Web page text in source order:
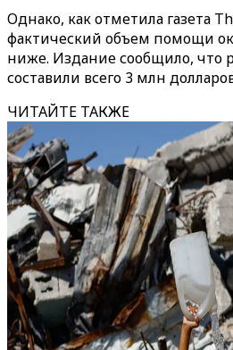
Однако, как отметила газета
фактический объем помощи
ниже. Издание сообщило, что
составили всего 3 млн
ЧИТАЙТЕ ТАКЖЕ